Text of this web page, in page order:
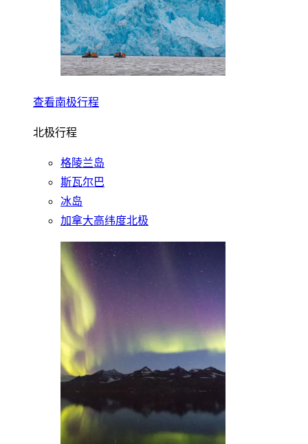
查看南极行程
北极行程
格陵兰岛
斯瓦尔巴
冰岛
加拿大高纬度北极